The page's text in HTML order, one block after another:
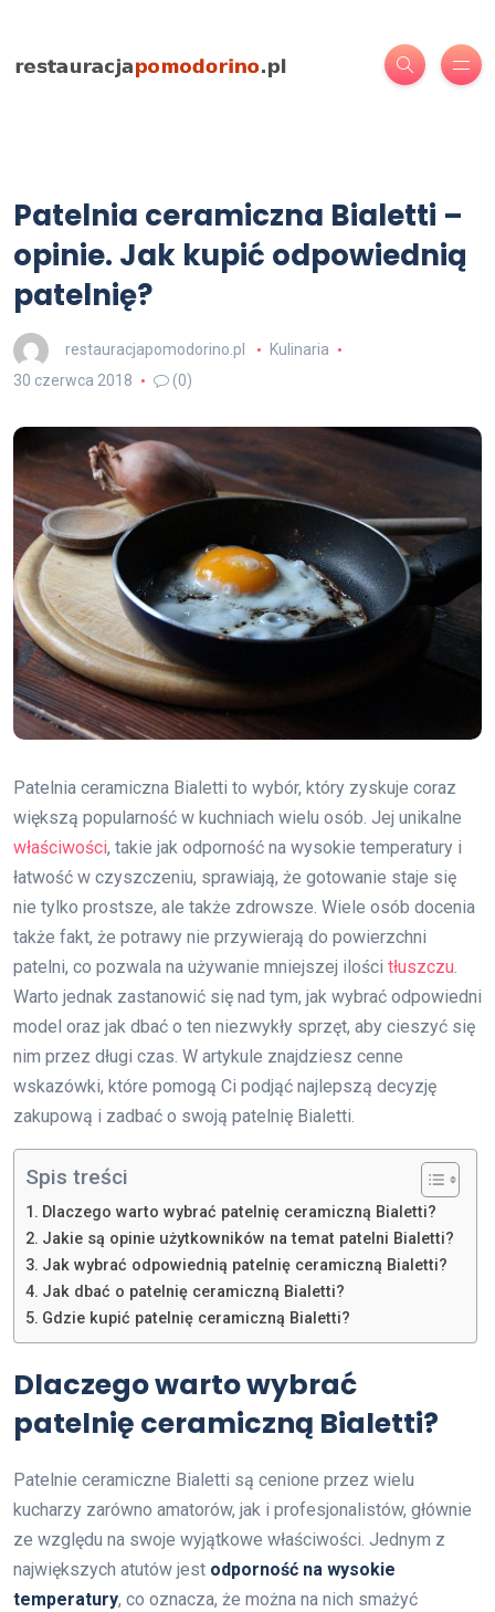
Patelnia ceramiczna Bialetti –
opinie. Jak kupić odpowiednią
patelnię?
restauracjapomodorino.pl
Kulinaria
30 czerwca 2018
(0)
Patelnia ceramiczna Bialetti to wybór, który zyskuje coraz
większą popularność w kuchniach wielu osób. Jej unikalne
właściwości, takie jak odporność na wysokie temperatury i
łatwość w czyszczeniu, sprawiają, że gotowanie staje się
nie tylko prostsze, ale także zdrowsze. Wiele osób docenia
także fakt, że potrawy nie przywierają do powierzchni
patelni, co pozwala na używanie mniejszej ilości tłuszczu
Warto jednak zastanowić się nad tym, jak wybrać odpowiedni
model oraz jak dbać o ten niezwykły sprzęt, aby cieszyć się
nim przez długi czas. W artykule znajdziesz cenne
wskazówki, które pomogą Ci podjąć najlepszą decyzję
zakupową i zadbać o swoją patelnię Bialetti.
Spis treści
Dlaczego warto wybrać patelnię ceramiczną Bialetti?
Jakie są opinie użytkowników na temat patelni Bialetti?
Jak wybrać odpowiednią patelnię ceramiczną Bialetti?
Jak dbać o patelnię ceramiczną Bialetti?
Gdzie kupić patelnię ceramiczną Bialetti?
Dlaczego warto wybrać
patelnię ceramiczną Bialetti?
Patelnie ceramiczne Bialetti są cenione przez wielu
kucharzy zarówno amatorów, jak i profesjonalistów, głównie
ze względu na swoje wyjątkowe właściwości. Jednym z
największych atutów jest odporność na wysokie
temperatury, co oznacza, że można na nich smażyć